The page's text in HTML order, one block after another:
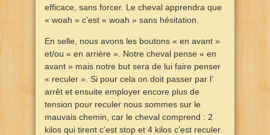
efficace, sans forcer. Le cheval apprendra que
« woah » c’est « woah » sans hésitation.
En selle, nous avons les boutons « en avant »
et/ou « en arrière ». Notre cheval pense « en
avant » mais notre but sera de lui faire penser
« reculer ». Si pour cela on doit passer par l’
arrêt et ensuite employer encore plus de
tension pour reculer nous sommes sur le
mauvais chemin, car le cheval comprend : 2
kilos qui tirent c’est stop et 4 kilos c’est reculer.